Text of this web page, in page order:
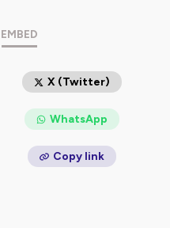
EMBED
X (Twitter)
WhatsApp
Copy link